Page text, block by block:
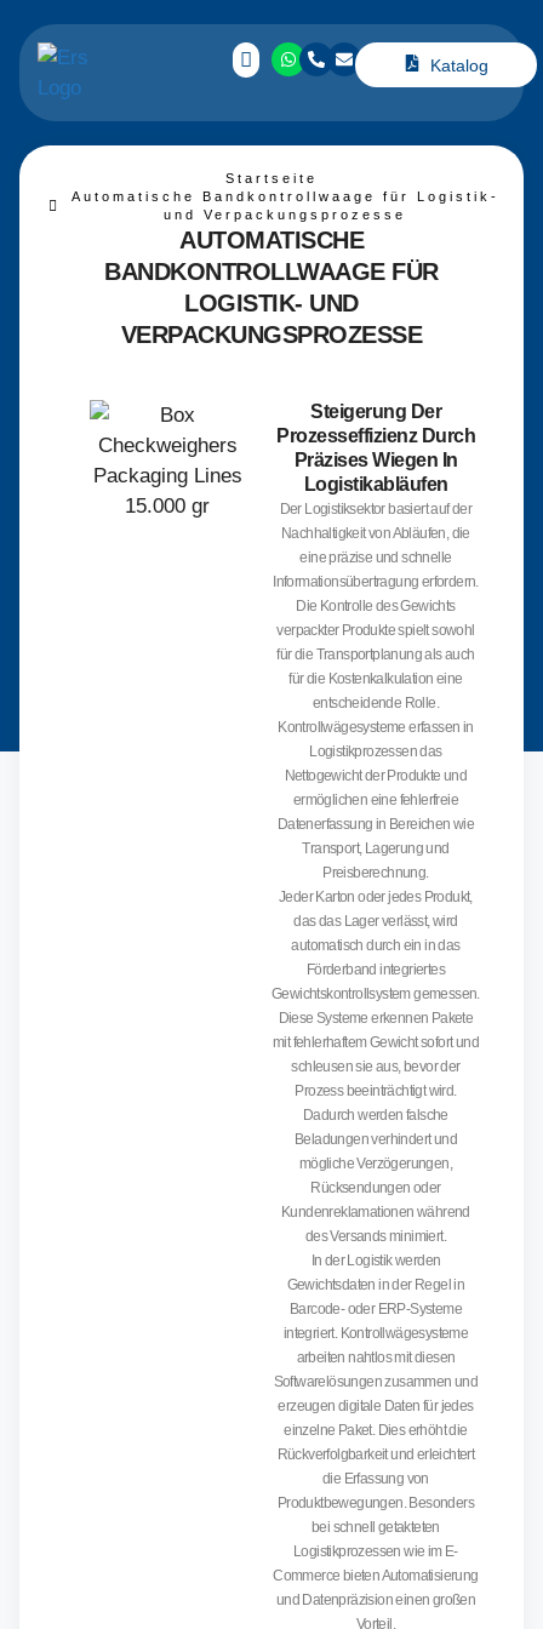
Katalog
Startseite
Automatische Bandkontrollwaage für Logistik-
und Verpackungsprozesse
AUTOMATISCHE
BANDKONTROLLWAAGE FÜR
LOGISTIK- UND
VERPACKUNGSPROZESSE
Steigerung Der
Prozesseffizienz Durch
Präzises Wiegen In
Logistikabläufen
Der Logistiksektor basiert auf der
Nachhaltigkeit von Abläufen, die
eine präzise und schnelle
Informationsübertragung erfordern.
Die Kontrolle des Gewichts
verpackter Produkte spielt sowohl
für die Transportplanung als auch
für die Kostenkalkulation eine
entscheidende Rolle.
Kontrollwägesysteme erfassen in
Logistikprozessen das
Nettogewicht der Produkte und
ermöglichen eine fehlerfreie
Datenerfassung in Bereichen wie
Transport, Lagerung und
Preisberechnung.
Jeder Karton oder jedes Produkt,
das das Lager verlässt, wird
automatisch durch ein in das
Förderband integriertes
Gewichtskontrollsystem gemessen.
Diese Systeme erkennen Pakete
mit fehlerhaftem Gewicht sofort und
schleusen sie aus, bevor der
Prozess beeinträchtigt wird.
Dadurch werden falsche
Beladungen verhindert und
mögliche Verzögerungen,
Rücksendungen oder
Kundenreklamationen während
des Versands minimiert.
In der Logistik werden
Gewichtsdaten in der Regel in
Barcode- oder ERP-Systeme
integriert. Kontrollwägesysteme
arbeiten nahtlos mit diesen
Softwarelösungen zusammen und
erzeugen digitale Daten für jedes
einzelne Paket. Dies erhöht die
Rückverfolgbarkeit und erleichtert
die Erfassung von
Produktbewegungen. Besonders
bei schnell getakteten
Logistikprozessen wie im E-
Commerce bieten Automatisierung
und Datenpräzision einen großen
Vorteil.